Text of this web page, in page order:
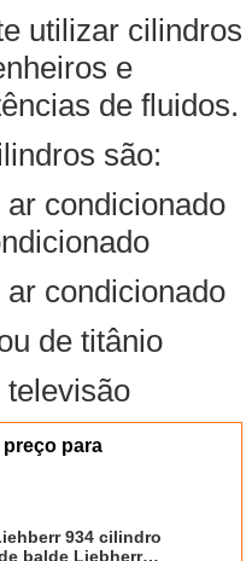
utilizar cilindros
e
de fluidos.
são:
condicionado
condicionado
de titânio
televisão
para
934 cilindro
balde Liebherr